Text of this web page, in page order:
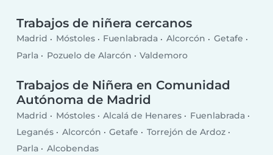
Trabajos de niñera cercanos
Madrid Móstoles Fuenlabrada Alcorcón
Getafe
Parla
Pozuelo de Alarcón Valdemoro
Trabajos de Niñera en Comunidad
Autónoma de Madrid
Madrid Móstoles Alcalá de Henares
Fuenlabrada
Leganés
Alcorcón Getafe
Torrejón de Ardoz
Parla
Alcobendas